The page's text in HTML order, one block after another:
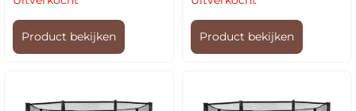
Product bekijken Product bekijken